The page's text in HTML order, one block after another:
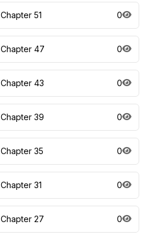
Chapter 51 0
Chapter 47 0
Chapter 43 0
Chapter 39 0
Chapter 35 0
Chapter 31 0
Chapter 27 0